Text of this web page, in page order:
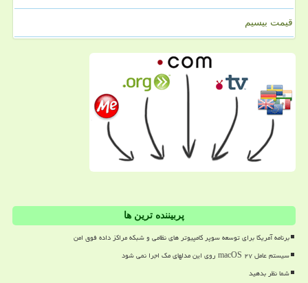
قیمت بیسیم
پربیننده ترین ها
برنامه آمریکا برای توسعه سوپر کامپیوتر های نظامی و شبکه مراکز داده فوق امن
سیستم عامل macOS ۲۷ روی این مدلهای مک اجرا نمی شود
شما نظر بدهید